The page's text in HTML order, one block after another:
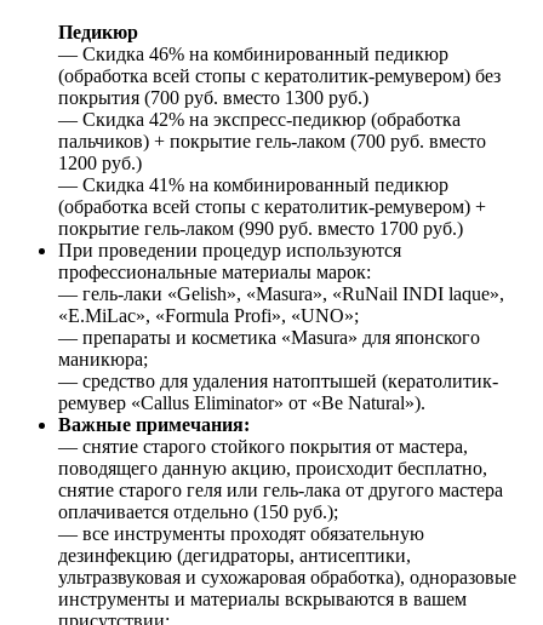
Педикюр
— Скидка 46% на комбинированный педикюр
(обработка всей стопы с кератолитик-ремувером) без
покрытия (700 руб. вместо 1300 руб.)
— Скидка 42% на экспресс-педикюр (обработка
пальчиков) + покрытие гель-лаком (700 руб. вместо
1200 руб.)
— Скидка 41% на комбинированный педикюр
(обработка всей стопы с кератолитик-ремувером) +
покрытие гель-лаком (990 руб. вместо 1700 руб.)
При проведении процедур используются
профессиональные материалы марок:
— гель-лаки «Gelish», «Masura», «RuNail INDI laque»,
«E.MiLac», «Formula Profi», «UNO»;
— препараты и косметика «Masura» для японского
маникюра;
— средство для удаления натоптышей (кератолитик-
ремувер «Callus Eliminator» от «Be Natural»).
Важные примечания:
— снятие старого стойкого покрытия от мастера,
поводящего данную акцию, происходит бесплатно,
снятие старого геля или гель-лака от другого мастера
оплачивается отдельно (150 руб.);
— все инструменты проходят обязательную
дезинфекцию (дегидраторы, антисептики,
ультразвуковая и сухожаровая обработка), одноразовые
инструменты и материалы вскрываются в вашем
присутствии;